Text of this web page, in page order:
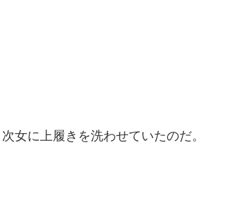
女に上履きを洗わせていたのだ。